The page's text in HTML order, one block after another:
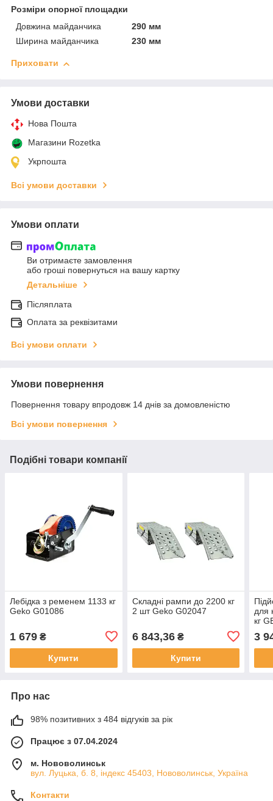
Розміри опорної площадки
Довжина майданчика
290 мм
Ширина майданчика
230 мм
Приховати
Умови доставки
Нова Пошта
Магазини Rozetka
Укрпошта
Всі умови доставки
Умови оплати
Ви отримаєте замовлення
або гроші повернуться на вашу картку
Детальніше
Післяплата
Оплата за реквізитами
Всі умови оплати
Умови повернення
Повернення товару впродовж 14 днів за домовленістю
Всі умови повернення
Подібні товари компанії
Лебідка з ременем 1133 кг
Geko G01086
1 679 ₴
Купити
Складні рампи до 2200 кг
2 шт Geko G02047
6 843,36₴
Купити
для
кг
3
Про нас
98% позитивних з 484 відгуків за рік
Працює з 07.04.2024
м. Нововолинськ
вул. Луцька, б. 8, індекс 45403, Нововолинськ, Україна
Контакти